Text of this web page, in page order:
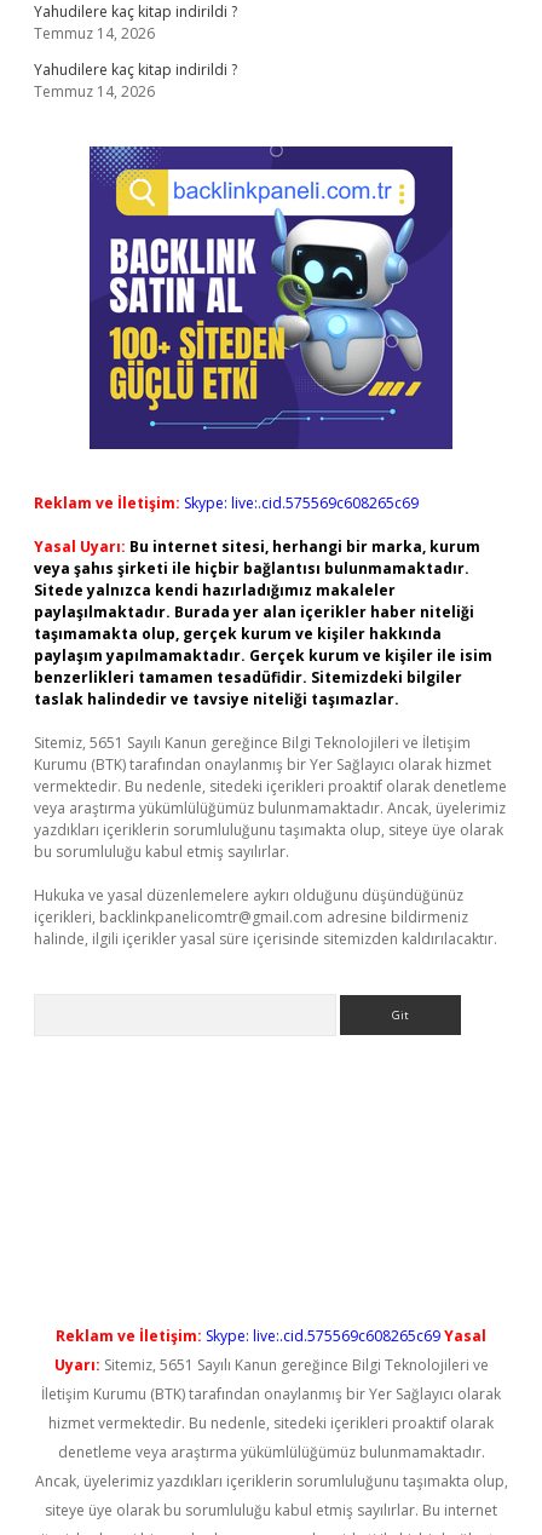
Yahudilere kaç kitap indirildi ?
Temmuz 14, 2026
Yahudilere kaç kitap indirildi ?
Temmuz 14, 2026
Reklam ve İletişim: Skype: live:.cid.575569c608265c69
Yasal Uyarı: Bu internet sitesi, herhangi bir marka, kurum
veya şahıs şirketi ile hiçbir bağlantısı bulunmamaktadır.
Sitede yalnızca kendi hazırladığımız makaleler
paylaşılmaktadır. Burada yer alan içerikler haber niteliği
taşımamakta olup, gerçek kurum ve kişiler hakkında
paylaşım yapılmamaktadır. Gerçek kurum ve kişiler ile isim
benzerlikleri tamamen tesadüfidir. Sitemizdeki bilgiler
taslak halindedir ve tavsiye niteliği taşımazlar.
Sitemiz, 5651 Sayılı Kanun gereğince Bilgi Teknolojileri ve İletişim
Kurumu (BTK) tarafından onaylanmış bir Yer Sağlayıcı olarak hizmet
vermektedir. Bu nedenle, sitedeki içerikleri proaktif olarak denetleme
veya araştırma yükümlülüğümüz bulunmamaktadır. Ancak, üyelerimiz
yazdıkları içeriklerin sorumluluğunu taşımakta olup, siteye üye olarak
bu sorumluluğu kabul etmiş sayılırlar.
Hukuka ve yasal düzenlemelere aykırı olduğunu düşündüğünüz
içerikleri, backlinkpanelicomtr@gmail.com adresine bildirmeniz
halinde, ilgili içerikler yasal süre içerisinde sitemizden kaldırılacaktır.
Reklam ve İletişim: Skype: live:.cid.575569c608265c69Yasal
Uyarı: Sitemiz, 5651 Sayılı Kanun gereğince Bilgi Teknolojileri ve
İletişim Kurumu (BTK) tarafından onaylanmış bir Yer Sağlayıcı olarak
hizmet vermektedir. Bu nedenle, sitedeki içerikleri proaktif olarak
denetleme veya araştırma yükümlülüğümüz bulunmamaktadır.
Ancak, üyelerimiz yazdıkları içeriklerin sorumluluğunu taşımakta olup,
siteye üye olarak bu sorumluluğu kabul etmiş sayılırlar. Bu internet